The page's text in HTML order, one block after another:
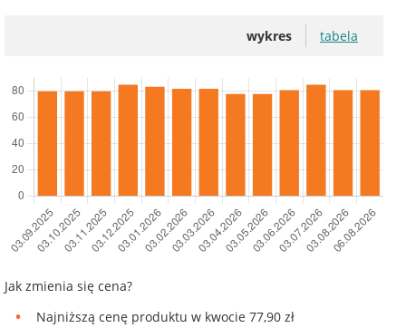
wykres tabela
Jak zmienia się cena?
Najniższą cenę produktu w kwocie 77,90 zł